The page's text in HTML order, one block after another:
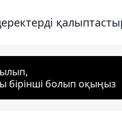
бірінші болып оқыңыз